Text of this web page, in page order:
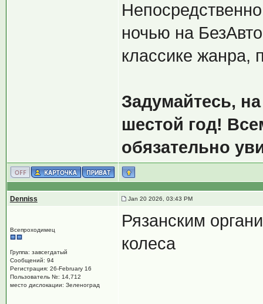
ночью на
классике жанра,
Задумайтесь,
шестой год!
обязательно
Denniss Jan 20 2026, 03:43 PM
Всепроходимец
Группа: завсегдатый
Сообщений: 94
Регистрация: 26-February 16
Пользователь №: 14,712
место дислокации: Зеленоград
Рязанским
колеса